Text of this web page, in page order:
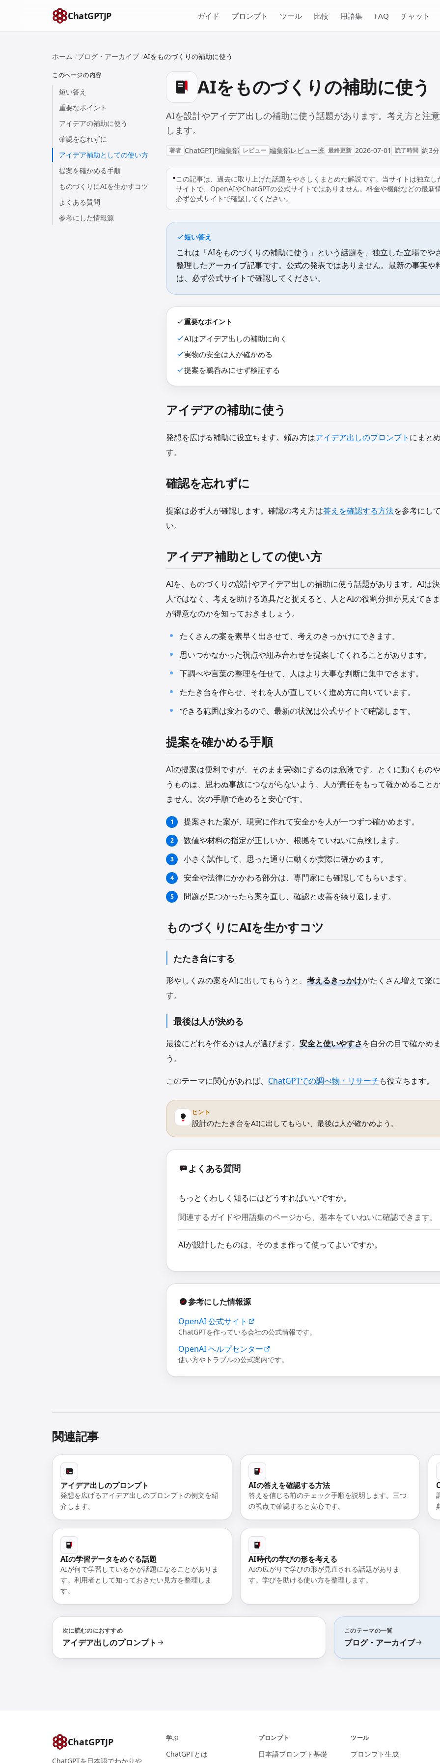
ChatGPTJP ガイド プロンプト ツール 比較 用語集 FAQ チャット
ホーム /ブログ・アーカイブ /AIをものづくりの補助に使う
このページの内容
短い答え
重要なポイント
アイデアの補助に使う
確認を忘れずに
アイデア補助としての使い方
提案を確かめる手順
ものづくりにAIを生かすコツ
よくある質問
参考にした情報源
AIをものづくりの補助に使う
AIを設計やアイデア出しの補助に使う話題があります。考え方と注
します。
著者 ChatGPTJP編集部 レビュー 編集部レビュー班 最終更新 2026-07-01 読了時間 約3分
この記事は、過去に取り上げた話題をやさしくまとめた解説です。当サイトは独立し
サイトで、OpenAIやChatGPTの公式サイトではありません。料金や機能などの最新情
必ず公式サイトで確認してください。
短い答え
これは「AIをものづくりの補助に使う」という話題を、独立した立場でや
整理したアーカイブ記事です。公式の発表ではありません。最新の事実や
は、必ず公式サイトで確認してください。
重要なポイント
AIはアイデア出しの補助に向く
実物の安全は人が確かめる
提案を鵜呑みにせず検証する
アイデアの補助に使う
発想を広げる補助に役立ちます。頼み方はアイデア出しのプロンプト にまと
す。
確認を忘れずに
提案は必ず人が確認します。確認の考え方は答えを確認する方法を参考にし
い。
アイデア補助としての使い方
AIを、ものづくりの設計やアイデア出しの補助に使う話題があります。AIは
人ではなく、考えを助ける道具だと捉えると、人とAIの役割分担が見えてき
が得意なのかを知っておきましょう。
たくさんの案を素早く出させて、考えのきっかけにできます。
思いつかなかった視点や組み合わせを提案してくれることがあります。
下調べや言葉の整理を任せて、人はより大事な判断に集中できます。
たたき台を作らせ、それを人が直していく進め方に向いています。
できる範囲は変わるので、最新の状況は公式サイトで確認します。
提案を確かめる手順
AIの提案は便利ですが、そのまま実物にするのは危険です。とくに動くもの
うものは、思わぬ事故につながらないよう、人が責任をもって確かめること
ません。次の手順で進めると安心です。
提案された案が、現実に作れて安全かを人が一つずつ確かめます。
数値や材料の指定が正しいか、根拠をていねいに点検します。
小さく試作して、思った通りに動くか実際に確かめます。
安全や法律にかかわる部分は、専門家にも確認してもらいます。
問題が見つかったら案を直し、確認と改善を繰り返します。
ものづくりにAIを生かすコツ
たたき台にする
形やしくみの案をAIに出してもらうと、 考えるきっかけがたくさん増えて楽
す。
最後は人が決める
最後にどれを作るかは人が選びます。 安全と使いやすさを自分の目で確かめ
う。
このテーマに関心があれば、 ChatGPTでの調べ物・リサーチも役立ちます。
ヒント
設計のたたき台をAIに出してもらい、最後は人が確かめよう。
よくある質問
もっとくわしく知るにはどうすればいいですか。
関連するガイドや用語集のページから、基本をていねいに確認できます。
AIが設計したものは、そのまま作って使ってよいですか。
参考にした情報源
OpenAI 公式サイト
ChatGPTを作っている会社の公式情報です。
OpenAI ヘルプセンター
使い方やトラブルの公式案内です。
関連記事
アイデア出しのプロンプト
発想を広げるアイデア出しのプロンプトの例文を紹
介します。
AIの答えを確認する方法
答えを信じる前のチェック手順を説明します。三つ
の視点で確認すると安心です。
AIの学習データをめぐる話題
AIが何で学習しているかが話題になることがありま
す。利用者として知っておきたい見方を整理しま
す。
AI時代の学びの形を考える
AIの広がりで学びの形が見直される話題がありま
す。学びを助ける使い方を整理します。
次に読むのにおすすめ
アイデア出しのプロンプト
このテーマの一覧
ブログ・アーカイブ
ChatGPTJP
ChatGPTを日本語でわかりや
学ぶ
ChatGPTとは
プロンプト
日本語プロンプト基礎
ツール
プロンプト生成